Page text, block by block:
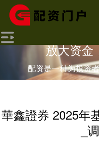
放大资金
配资是一种为投资
華鑫證券 2025年
_